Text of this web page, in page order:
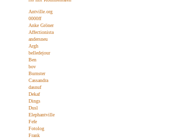
Antville.org
0000ff
Anke Gröner
Affectionista
andersneu
Argh
belledejour
Ben
bov
Burnster
Cassandra
dasnuf
Dekaf
Dings
Dusl
Elephantville
Fefe
Fotolog
Frank